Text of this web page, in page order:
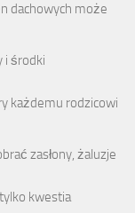
dachowych może
i środki
każdemu rodzicowi
zasłony, żaluzje
kwestia